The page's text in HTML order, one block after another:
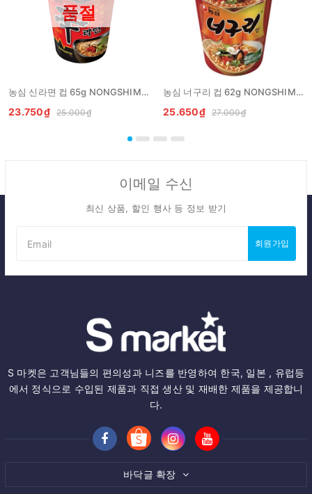
품절
농심 신라면 컵 65g NONGSHIM My an lien Shin coc
23.750₫ 25.000₫
농심 너구리 컵 62g NONGSHIM Neoguri coc
25.650₫ 27.000₫
이메일 수신
최신 상품, 할인 행사 등 정보 받기
회원가입
S 마켓은 고객님들의 편의성과 니즈를 반영하여 한국, 일본 , 유럽등
에서 정식으로 수입된 제품과 직접 생산 및 재배한 제품을 제공합니
다.
바닥글 확장